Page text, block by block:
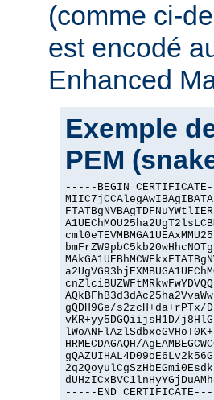
(comme ci-
est encodé
Enhanced
Exemple
PEM
-----BEGIN
gQDH9Ge/s2zcH+da+rPTx/
vKR+yy5DGQiijsH1D/
HRMECDAGAQH/
-----END